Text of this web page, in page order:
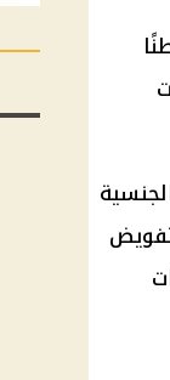
على تجنس 21 مواطنًا
رقم 26 لسنة 1975 بشأن الجنسية
لسنة 2018، الخاص بتفويض